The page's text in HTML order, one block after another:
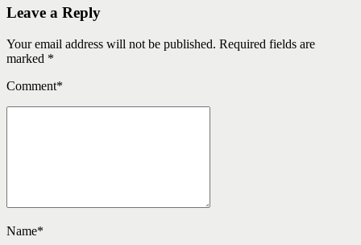
Leave a Reply
Your email address will not be published. Required fields are
marked *
Comment*
Name*